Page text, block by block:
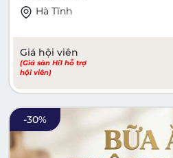
Hà Tĩnh
Giá hội viên
(Giá sàn Hi1 hỗ trợ
hội viên)
-30%